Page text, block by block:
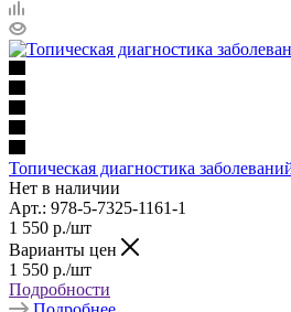
Топическая диагностика
Нет в наличии
Арт.: 978-5-7325-1161-1
1 550 р./шт
Варианты цен
1 550 р./шт
Подробности